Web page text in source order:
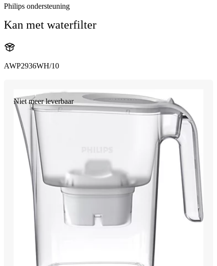
Philips ondersteuning
Kan met waterfilter
AWP2936WH/10
Niet meer leverbaar